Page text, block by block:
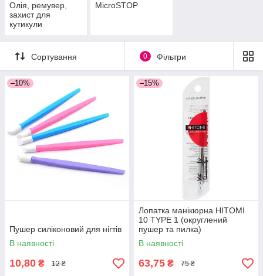
Олія, ремувер,
захист для
кутикули
MicroSTOP
Сортування 0 Фільтри
–10%
Пушер силіконовий для нігтів
В наявності
10,80 ₴ 12 ₴
–15%
Лопатка манікюрна HITOMI
10 TYPE 1 (округлений
пушер та пилка)
В наявності
63,75 ₴ 75 ₴